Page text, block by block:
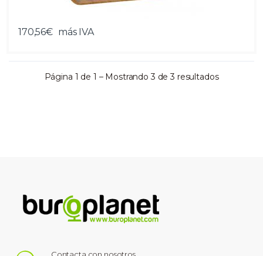
170,56€ más IVA
Página 1 de 1 – Mostrando 3 de 3 resultados